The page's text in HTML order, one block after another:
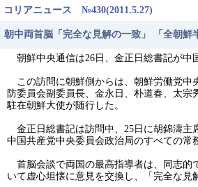
コリアニュース №430(2011.5.27)
朝中両首脳「完全な見解の一致」 「全朝
朝鮮中央通信は26日、金正日総書記が中
この訪問に朝鮮側からは、朝鮮労働党中
防委員会副委員長、金永日、朴道春、太
駐在朝鮮大使が随行した。
金正日総書記は訪問中、25日に胡錦濤主
中国共産党中央委員会政治局のすべての
首脳会談で両国の最高指導者は、同志的
いて虚心坦懐に意見を交換し、「完全な見